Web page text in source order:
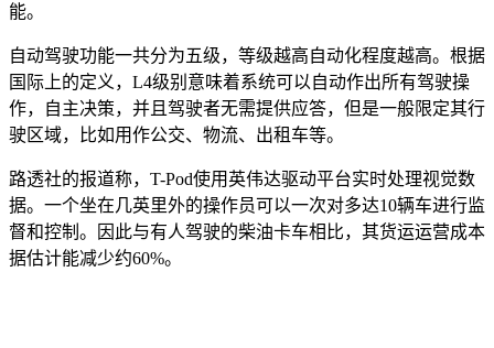
能。
自动驾驶功能一共分为五级，等级越高自动化程度越高。根据
国际上的定义，L4级别意味着系统可以自动作出所有驾驶操
作，自主决策，并且驾驶者无需提供应答，但是一般限定其行
驶区域，比如用作公交、物流、出租车等。
路透社的报道称，T-Pod使用英伟达驱动平台实时处理视觉数
据。一个坐在几英里外的操作员可以一次对多达10辆车进行监
督和控制。因此与有人驾驶的柴油卡车相比，其货运运营成本
据估计能减少约60%。